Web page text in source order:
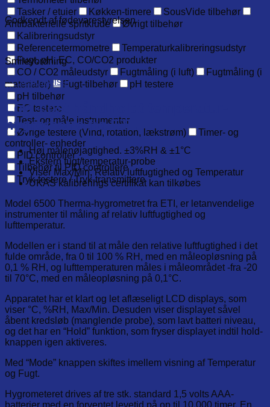
Tasker / etuier
Køkken-timere
SousVide tilbehør
Antibakterielle spritklude
Øvrigt tilbehør
Kalibreringsudstyr
Referencetermometre
Temperaturkalibreringsudstyr
Fugt, pH, EC, CO/CO2 produkter
CO / CO2 måleudstyr
Fugtmåling (i luft)
Fugtmåling (i
materialer)
Fugt-tilbehør
pH testere
pH tilbehør
EC testere
Test- og måle instrumenter
Øvrige testere (Vind, rotation, lækstrøm)
Timer- og
controller- enheder
PID controller
Tilbehør til PID controllere
Tryk-testere / Tryk-transmittere
Godkendt af fødevarestyrelsen
Smileyordning
Beskrivelse
Low-cost håndholdt temperatur-
hygrometre fra ETI.
Høj målenøjagtighed. ±3%RH & ±1°C
Ekstern fugt/temperatur-probe
Viser Max/Min, Relativ luftfugtighed og Temperatur
UKAS kalibrerings certifikat kan tilkøbes
Model 6500 Therma-hygrometret fra ETI, er letanvendelige
instrumenter til måling af relativ luftfugtighed og
lufttemperatur.
Modellen er i stand til at måle den relative luftfugtighed i det
fulde område, fra 0 til 100 % RH, med en måleopløsning på
0,1 % RH, og lufttemperaturen måles i måleområdet -fra -20
til 70°C, med en måleopløsning på 0,1°C.
Apparatet har et klart og let aflæseligt LCD displays, som
viser °C, %RH, Max/Min. Desuden viser displayet såvel
åbent kredsløb (manglende probe), som lavt batteri niveau,
og det har en “Hold” funktion, som fryser displayet indtil hold-
knappen igen aktiveres.
Med “Mode” knappen skiftes imellem visning af Temperatur
og Fugt.
Hygrometeret drives af tre stk. standard 1,5 volts AAA-